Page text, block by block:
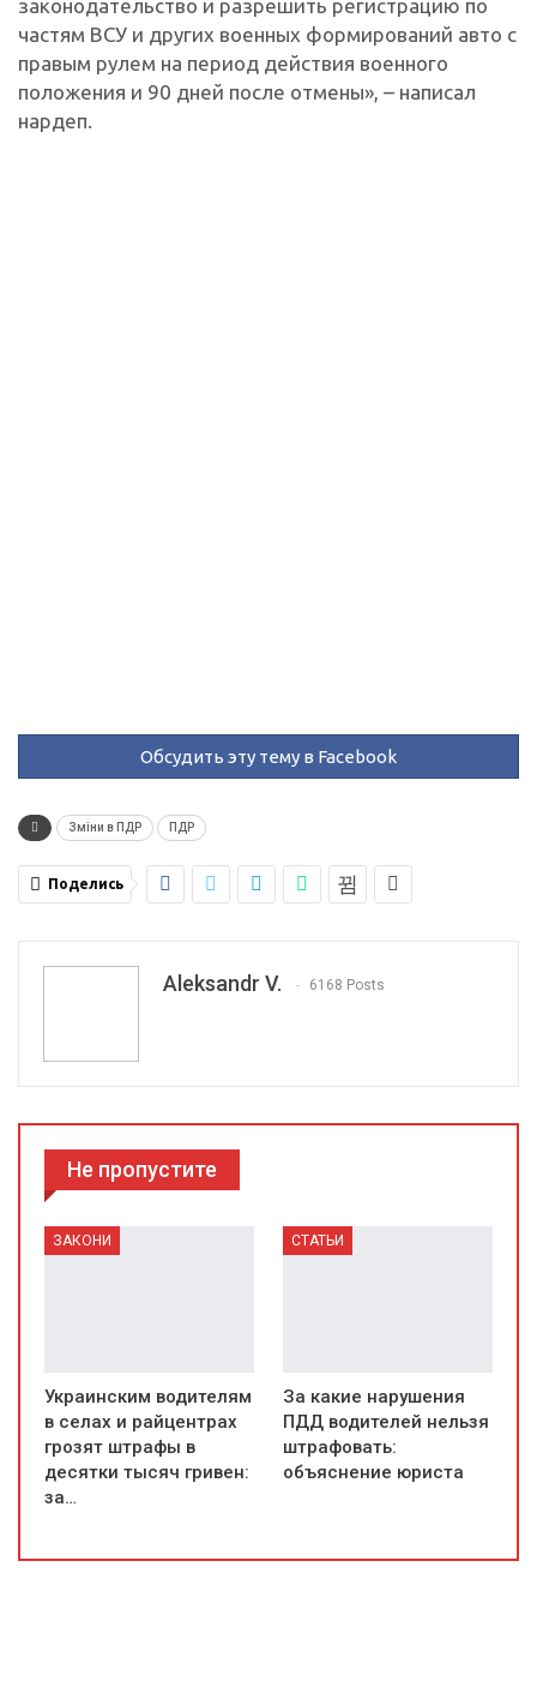
законодательство и разрешить регистрацию по
частям ВСУ и других военных формирований авто с
правым рулем на период действия военного
положения и 90 дней после отмены», – написал
нардеп.
Обсудить эту тему в Facebook
Зміни в ПДР ПДР
Поделись
Aleksandr V. 6168 Posts
Не пропустите
ЗАКОНИ
Украинским водителям
в селах и райцентрах
грозят штрафы в
десятки тысяч гривен:
за…
СТАТЬИ
За какие нарушения
ПДД водителей нельзя
штрафовать:
объяснение юриста